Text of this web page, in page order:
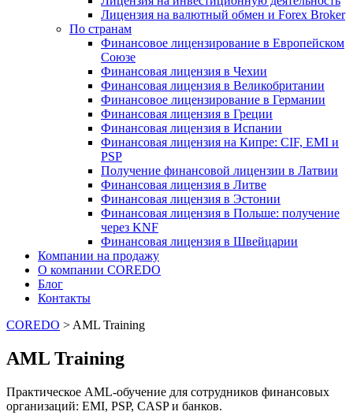
Лицензия на валютный обмен и Forex Broker
По странам
Финансовое лицензирование в Европейском
Союзе
Финансовая лицензия в Чехии
Финансовая лицензия в Великобритании
Финансовое лицензирование в Германии
Финансовая лицензия в Греции
Финансовая лицензия в Испании
Финансовая лицензия на Кипре: CIF, EMI и
PSP
Получение финансовой лицензии в Латвии
Финансовая лицензия в Литве
Финансовая лицензия в Эстонии
Финансовая лицензия в Польше: получение
через KNF
Финансовая лицензия в Швейцарии
Компании на продажу
О компании COREDO
Блог
Контакты
COREDO > AML Training
AML Training
Практическое AML-обучение для сотрудников финансовых
организаций: EMI, PSP, CASP и банков.